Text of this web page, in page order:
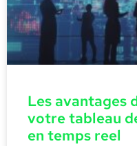
Les avantages
votre tableau
en temps reel